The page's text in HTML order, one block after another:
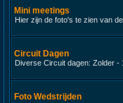
Mini meetings
Hier zijn de foto's te zien van
Circuit Dagen
Diverse Circuit dagen: Zolder
Foto Wedstrijden